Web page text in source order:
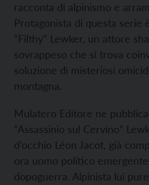
racconta di alpinismo e
Protagonista di questa serie
“Filthy” Lewker, un attore
sovrappeso che si trova
soluzione di misteriosi
montagna.
Mulatero Editore ne
“Assassinio sul Cervino”
d’occhio Léon Jacot, già
ora uomo politico
dopoguerra. Alpinista lui